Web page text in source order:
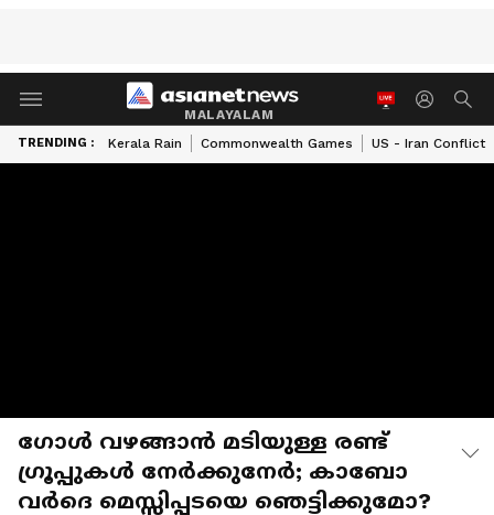
MALAYALAM
TRENDING : Kerala Rain Commonwealth Games US - Iran Conflict
​ഗോൾ വഴങ്ങാൻ മടിയുള്ള രണ്ട് ​
ഗ്രൂപ്പുകൾ നേർക്കുനേർ; കാബോ
വർദെ മെസ്സിപ്പടയെ ഞെട്ടിക്കുമോ?